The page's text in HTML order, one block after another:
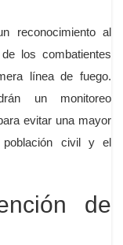
reconocimiento al
los combatientes
línea de fuego.
un monitoreo
evitar una mayor
población civil y el
de